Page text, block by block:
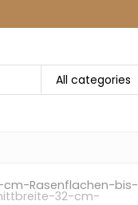
All categories
cm-Rasenflachen-bis-
32-cm-